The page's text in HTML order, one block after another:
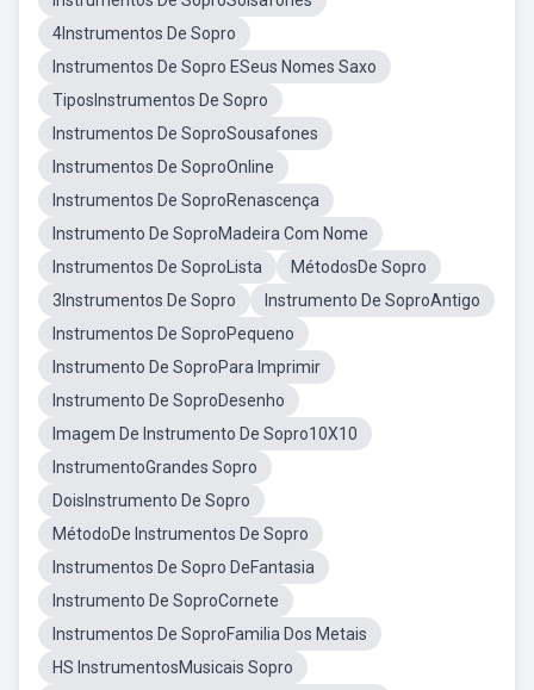
4Instrumentos De Sopro
Instrumentos De Sopro ESeus Nomes Saxo
TiposInstrumentos De Sopro
Instrumentos De SoproSousafones
Instrumentos De SoproOnline
Instrumentos De SoproRenascença
Instrumento De SoproMadeira Com Nome
Instrumentos De SoproLista
MétodosDe Sopro
3Instrumentos De Sopro
Instrumento De SoproAntigo
Instrumentos De SoproPequeno
Instrumento De SoproPara Imprimir
Instrumento De SoproDesenho
Imagem De Instrumento De Sopro10X10
InstrumentoGrandes Sopro
DoisInstrumento De Sopro
MétodoDe Instrumentos De Sopro
Instrumentos De Sopro DeFantasia
Instrumento De SoproCornete
Instrumentos De SoproFamilia Dos Metais
HS InstrumentosMusicais Sopro